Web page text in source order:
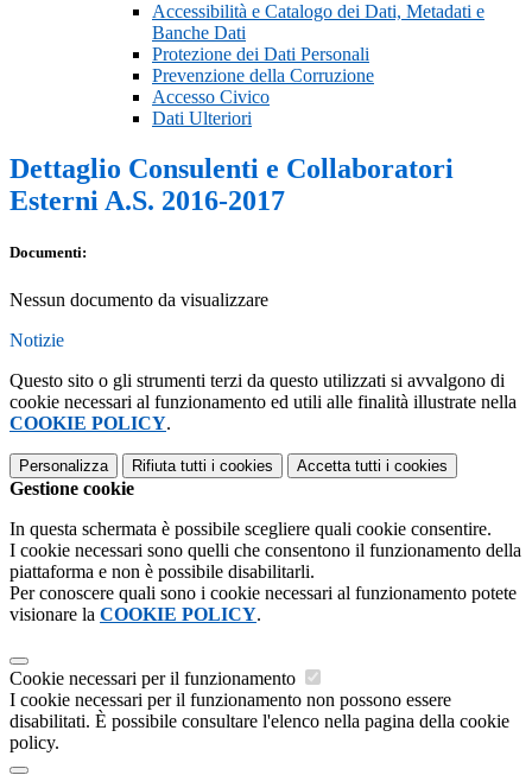
Accessibilità e Catalogo dei Dati, Metadati e
Banche Dati
Protezione dei Dati Personali
Prevenzione della Corruzione
Accesso Civico
Dati Ulteriori
Dettaglio Consulenti e Collaboratori
Esterni A.S. 2016-2017
Documenti:
Nessun documento da visualizzare
Notizie
Questo sito o gli strumenti terzi da questo utilizzati si avvalgono di
cookie necessari al funzionamento ed utili alle finalità illustrate nella
COOKIE POLICY.
Personalizza Rifiuta tutti i cookies Accetta tutti i cookies
Gestione cookie
In questa schermata è possibile scegliere quali cookie consentire.
I cookie necessari sono quelli che consentono il funzionamento della
piattaforma e non è possibile disabilitarli.
Per conoscere quali sono i cookie necessari al funzionamento potete
visionare la COOKIE POLICY.
Cookie necessari per il funzionamento
I cookie necessari per il funzionamento non possono essere
disabilitati. È possibile consultare l'elenco nella pagina della cookie
policy.